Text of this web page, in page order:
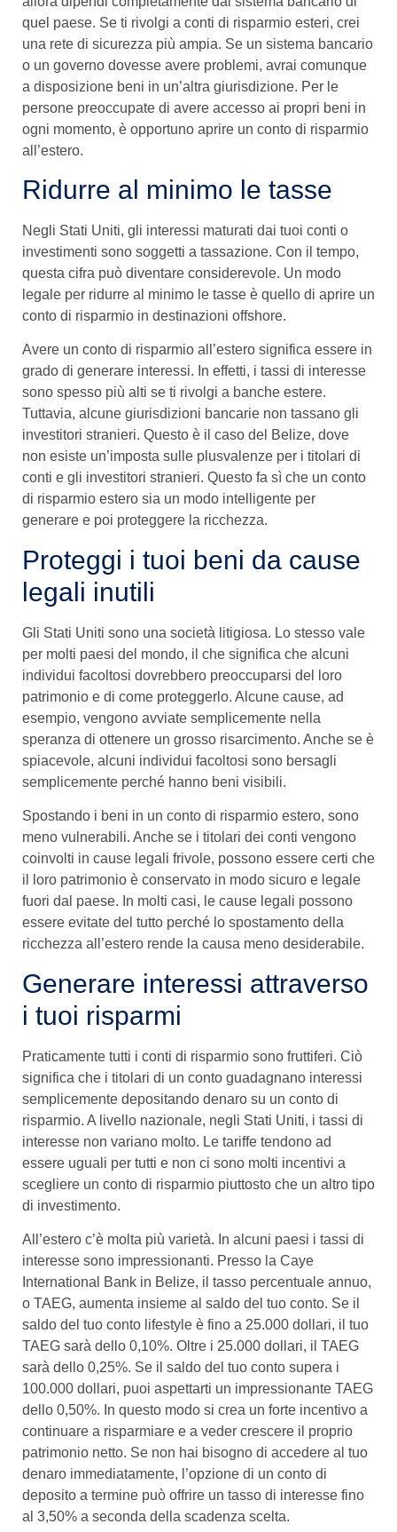
quel paese. Se ti rivolgi a conti di risparmio esteri, crei
una rete di sicurezza più ampia. Se un sistema bancario
o un governo dovesse avere problemi, avrai comunque
a disposizione beni in un’altra giurisdizione. Per le
persone preoccupate di avere accesso ai propri beni in
ogni momento, è opportuno aprire un conto di risparmio
all’estero.
Ridurre al minimo le tasse
Negli Stati Uniti, gli interessi maturati dai tuoi conti o
investimenti sono soggetti a tassazione. Con il tempo,
questa cifra può diventare considerevole. Un modo
legale per ridurre al minimo le tasse è quello di aprire un
conto di risparmio in destinazioni offshore.
Avere un conto di risparmio all’estero significa essere in
grado di generare interessi. In effetti, i tassi di interesse
sono spesso più alti se ti rivolgi a banche estere.
Tuttavia, alcune giurisdizioni bancarie non tassano gli
investitori stranieri. Questo è il caso del Belize, dove
non esiste un’imposta sulle plusvalenze per i titolari di
conti e gli investitori stranieri. Questo fa sì che un conto
di risparmio estero sia un modo intelligente per
generare e poi proteggere la ricchezza.
Proteggi i tuoi beni da cause
legali inutili
Gli Stati Uniti sono una società litigiosa. Lo stesso vale
per molti paesi del mondo, il che significa che alcuni
individui facoltosi dovrebbero preoccuparsi del loro
patrimonio e di come proteggerlo. Alcune cause, ad
esempio, vengono avviate semplicemente nella
speranza di ottenere un grosso risarcimento. Anche se è
spiacevole, alcuni individui facoltosi sono bersagli
semplicemente perché hanno beni visibili.
Spostando i beni in un conto di risparmio estero, sono
meno vulnerabili. Anche se i titolari dei conti vengono
coinvolti in cause legali frivole, possono essere certi che
il loro patrimonio è conservato in modo sicuro e legale
fuori dal paese. In molti casi, le cause legali possono
essere evitate del tutto perché lo spostamento della
ricchezza all’estero rende la causa meno desiderabile.
Generare interessi attraverso
i tuoi risparmi
Praticamente tutti i conti di risparmio sono fruttiferi. Ciò
significa che i titolari di un conto guadagnano interessi
semplicemente depositando denaro su un conto di
risparmio. A livello nazionale, negli Stati Uniti, i tassi di
interesse non variano molto. Le tariffe tendono ad
essere uguali per tutti e non ci sono molti incentivi a
scegliere un conto di risparmio piuttosto che un altro tipo
di investimento.
All’estero c’è molta più varietà. In alcuni paesi i tassi di
interesse sono impressionanti. Presso la Caye
International Bank in Belize, il tasso percentuale annuo,
o TAEG, aumenta insieme al saldo del tuo conto. Se il
saldo del tuo conto lifestyle è fino a 25.000 dollari, il tuo
TAEG sarà dello 0,10%. Oltre i 25.000 dollari, il TAEG
sarà dello 0,25%. Se il saldo del tuo conto supera i
100.000 dollari, puoi aspettarti un impressionante TAEG
dello 0,50%. In questo modo si crea un forte incentivo a
continuare a risparmiare e a veder crescere il proprio
patrimonio netto. Se non hai bisogno di accedere al tuo
denaro immediatamente, l’opzione di un conto di
deposito a termine può offrire un tasso di interesse fino
al 3,50% a seconda della scadenza scelta.